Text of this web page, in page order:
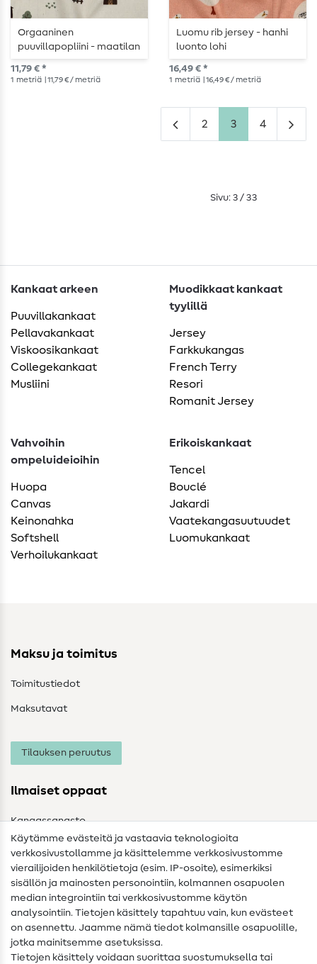
Orgaaninen
puuvillapopliini - maatilan
eläimet luonto
11,79 € *
1 metriä | 11,79 € / metriä
Luomu rib jersey - hanhi
luonto lohi
16,49 € *
1 metriä | 16,49 € / metriä
2 3 4
Sivu: 3 / 33
Kankaat arkeen
Puuvillakankaat
Pellavakankaat
Viskoosikankaat
Collegekankaat
Musliini
Muodikkaat kankaat
tyylillä
Jersey
Farkkukangas
French Terry
Resori
Romanit Jersey
Vahvoihin
ompeluideioihin
Huopa
Canvas
Keinonahka
Softshell
Verhoilukankaat
Erikoiskankaat
Tencel
Bouclé
Jakardi
Vaatekangasuutuudet
Luomukankaat
Maksu ja toimitus
Toimitustiedot
Maksutavat
Tilauksen peruutus
Ilmaiset oppaat
Kangassanasto
Ompelusanasto
Ompeluohjeet
Apua ja yhteystiedot
Yhteystiedot
Tietoa omistajanvaihdoksesta
Käytämme evästeitä ja vastaavia teknologioita
verkkosivustollamme ja käsittelemme verkkosivustomme
vierailijoiden henkilötietoja (esim. IP-osoite), esimerkiksi
sisällön ja mainosten personointiin, kolmannen osapuolen
median integrointiin tai verkkosivustomme käytön
analysointiin. Tietojen käsittely tapahtuu vain, kun evästeet
on asennettu. Jaamme nämä tiedot kolmansille osapuolille,
jotka mainitsemme asetuksissa.
Tietojen käsittely voidaan suorittaa suostumuksella tai